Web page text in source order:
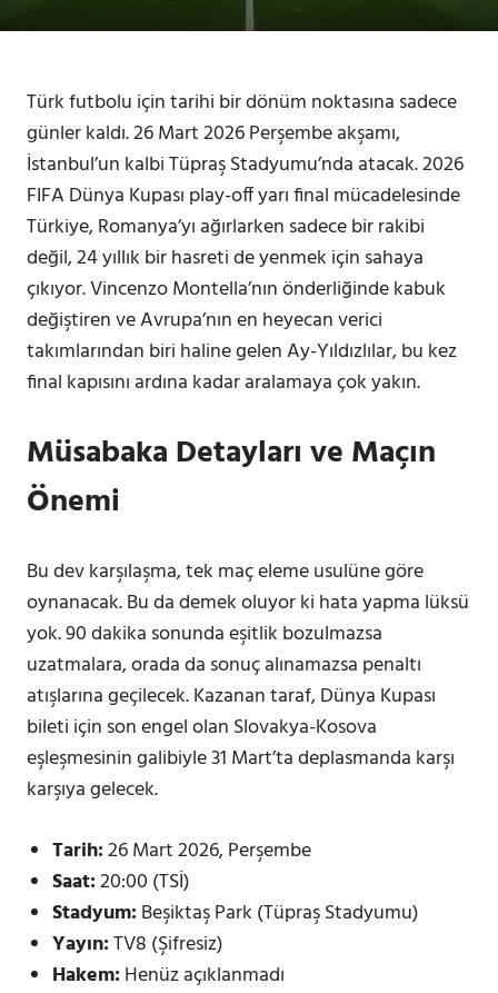
Türk futbolu için tarihi bir dönüm noktasına sadece
günler kaldı. 26 Mart 2026 Perşembe akşamı,
İstanbul’un kalbi Tüpraş Stadyumu’nda atacak. 2026
FIFA Dünya Kupası play-off yarı final mücadelesinde
Türkiye, Romanya’yı ağırlarken sadece bir rakibi
değil, 24 yıllık bir hasreti de yenmek için sahaya
çıkıyor. Vincenzo Montella’nın önderliğinde kabuk
değiştiren ve Avrupa’nın en heyecan verici
takımlarından biri haline gelen Ay-Yıldızlılar, bu kez
final kapısını ardına kadar aralamaya çok yakın.
Müsabaka Detayları ve Maçın
Önemi
Bu dev karşılaşma, tek maç eleme usulüne göre
oynanacak. Bu da demek oluyor ki hata yapma lüksü
yok. 90 dakika sonunda eşitlik bozulmazsa
uzatmalara, orada da sonuç alınamazsa penaltı
atışlarına geçilecek. Kazanan taraf, Dünya Kupası
bileti için son engel olan Slovakya-Kosova
eşleşmesinin galibiyle 31 Mart’ta deplasmanda karşı
karşıya gelecek.
Tarih:26 Mart 2026, Perşembe
Saat:20:00 (TSİ)
Stadyum:Beşiktaş Park (Tüpraş Stadyumu)
Yayın:TV8 (Şifresiz)
Hakem:Henüz açıklanmadı